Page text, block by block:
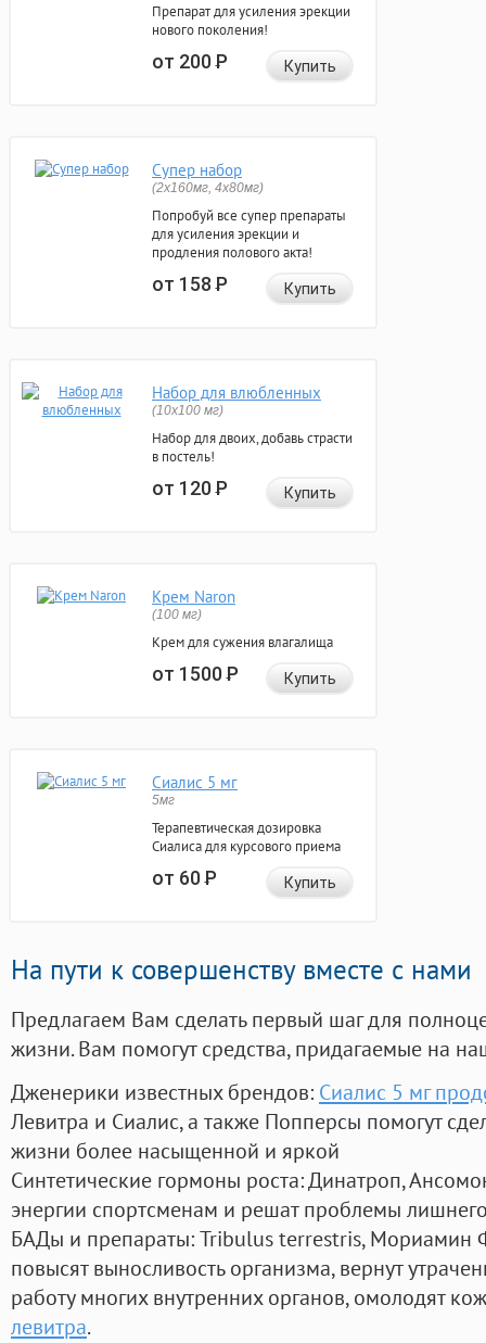
Препарат для усиления эрекции
нового поколения!
от 200Р Купить
Супер набор
(2х160мг, 4х80мг)
Попробуй все супер препараты
для усиления эрекции и
продления полового акта!
от 158Р Купить
Набор для влюбленных
(10х100 мг)
Набор для двоих, добавь страсти
в постель!
от 120Р Купить
Крем Naron
(100 мг)
Крем для сужения влагалища
от 1500Р Купить
Сиалис 5 мг
5мг
Терапевтическая дозировка
Сиалиса для курсового приема
от 60Р Купить
На пути к совершенству вместе с нами
Предлагаем Вам сделать первый шаг для
жизни. Вам помогут средства, придагаемые на
Дженерики известных брендов: Сиалис 5 мг
Левитра и Сиалис, а также Попперсы помогут
жизни более насыщенной и яркой
Синтетические гормоны роста: Динатроп,
энергии спортсменам и решат проблемы
БАДы и препараты:Tribulus terrestris, Мориамин
повысят выносливость организма, вернут
работу многих внутренних органов, омолодят
левитра.